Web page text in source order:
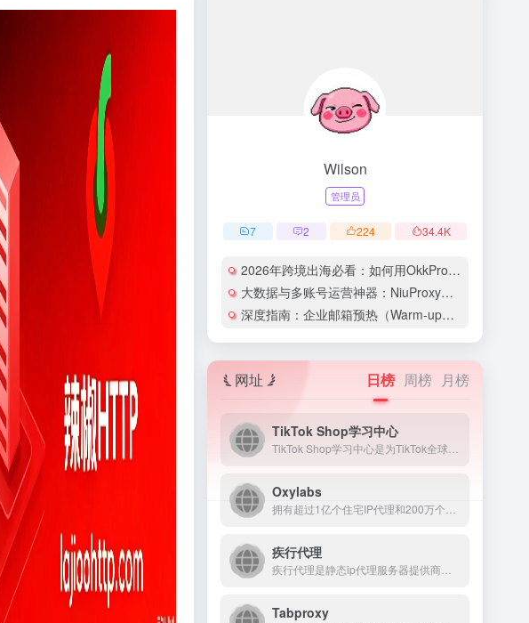
Wilson
管理员
7 2 224 34.4K
2026年跨境出海必看：如何用OkkProxy彻底解决网络延迟与IP被封难题？
大数据与多账号运营神器：NiuProxy助力跨境工作室业务高效爆单！
深度指南：企业邮箱预热（Warm-up）的详细技巧与实操策略（含配图）
网址 日榜 周榜 月榜
TikTok Shop学习中心
Oxylabs
疾行代理
Tabproxy